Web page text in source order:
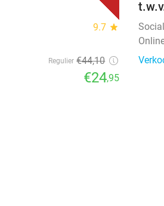
9.7 star
Regulier €44,10
€24,95